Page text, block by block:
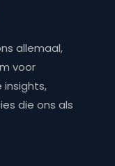
allemaal,
voor
insights,
die ons als